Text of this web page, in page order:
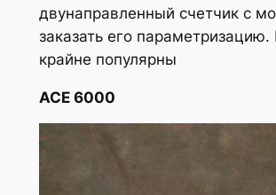
двунаправленный счетчик с
заказать его параметризацию.
крайне популярны
ACE 6000